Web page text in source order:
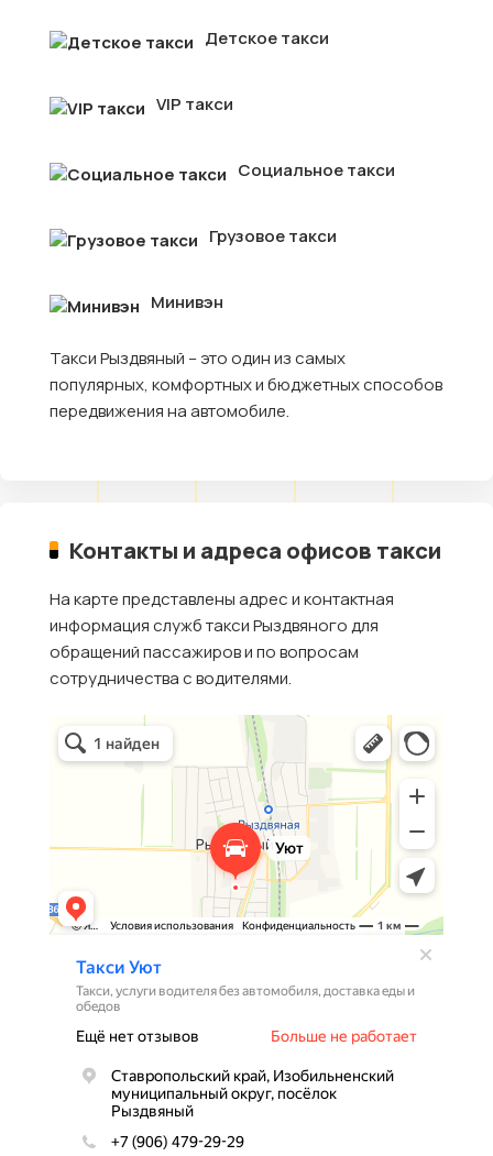
Детское такси
VIP такси
Социальное такси
Грузовое такси
Минивэн
Такси Рыздвяный – это один из самых
популярных, комфортных и бюджетных способов
передвижения на автомобиле.
Контакты и адреса офисов такси
На карте представлены адрес и контактная
информация служб такси Рыздвяного для
обращений пассажиров и по вопросам
сотрудничества с водителями.